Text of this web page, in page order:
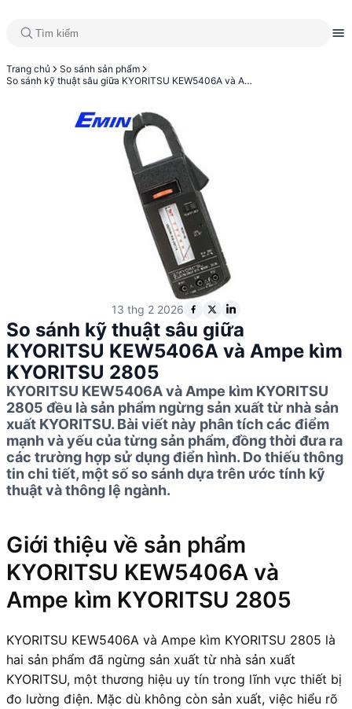
Trang chủ
So sánh sản phẩm
So sánh kỹ thuật sâu giữa KYORITSU KEW5406A và Ampe kìm KYORITSU 2805
13 thg 2 2026
So sánh kỹ thuật sâu giữa
KYORITSU KEW5406A và Ampe kìm
KYORITSU 2805
KYORITSU KEW5406A và Ampe kìm KYORITSU
2805 đều là sản phẩm ngừng sản xuất từ nhà sản
xuất KYORITSU. Bài viết này phân tích các điểm
mạnh và yếu của từng sản phẩm, đồng thời đưa ra
các trường hợp sử dụng điển hình. Do thiếu thông
tin chi tiết, một số so sánh dựa trên ước tính kỹ
thuật và thông lệ ngành.
Giới thiệu về sản phẩm
KYORITSU KEW5406A và
Ampe kìm KYORITSU 2805
KYORITSU KEW5406A và Ampe kìm KYORITSU 2805 là
hai sản phẩm đã ngừng sản xuất từ nhà sản xuất
KYORITSU, một thương hiệu uy tín trong lĩnh vực thiết bị
đo lường điện. Mặc dù không còn sản xuất, việc hiểu rõ